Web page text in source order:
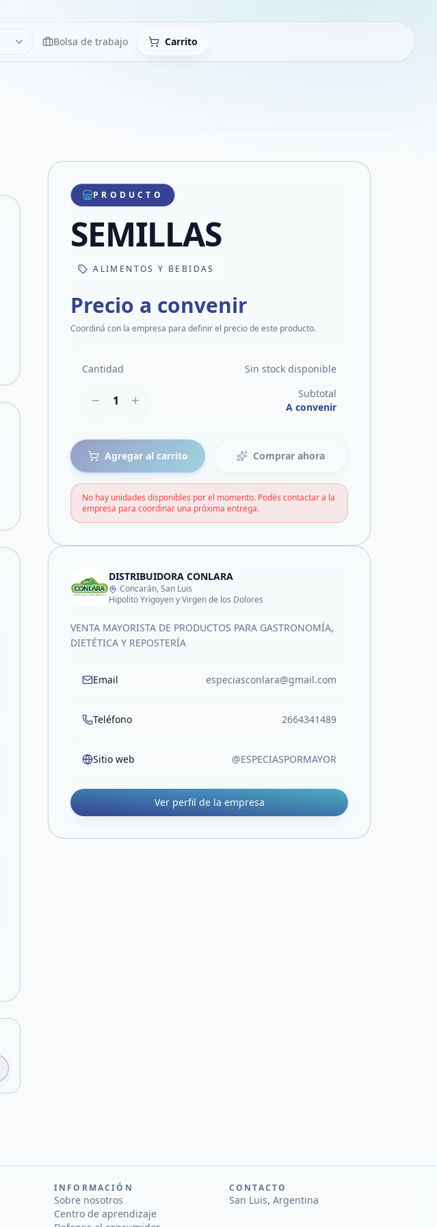
LimpiarBolsa de trabajo Carrito
Compartir producto
Compartir por WhatsApp
Compartir por mail
Compartir en Facebook
PRODUCTO
SEMILLAS
ALIMENTOS Y BEBIDAS
Precio a convenir
Coordiná con la empresa para definir el precio de este producto.
Cantidad Sin stock disponible
1
Subtotal
A convenir
Agregar al carrito Comprar ahora
No hay unidades disponibles por el momento. Podés contactar a la
empresa para coordinar una próxima entrega.
DISTRIBUIDORA CONLARA
Concarán, San Luis
Hipolito Yrigoyen y Virgen de los Dolores
VENTA MAYORISTA DE PRODUCTOS PARA GASTRONOMÍA,
DIETÉTICA Y REPOSTERÍA
Email especiasconlara@gmail.com
Teléfono 2664341489
Sitio web @ESPECIASPORMAYOR
Ver perfil de la empresa
INFORMACIÓN
Sobre nosotros
Centro de aprendizaje
CONTACTO
San Luis, Argentina